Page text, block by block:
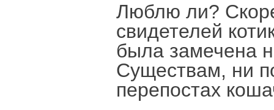
Люблю ли?
свидетелей
была замечена
Существам, ни
перепостах